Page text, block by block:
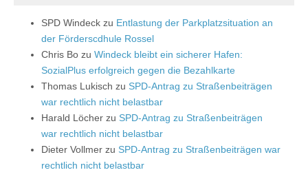
SPD Windeck zu Entlastung der Parkplatzsituation an
der Förderscdhule Rossel
Chris Bo zu Windeck bleibt ein sicherer Hafen:
SozialPlus erfolgreich gegen die Bezahlkarte
Thomas Lukisch zu SPD-Antrag zu Straßenbeiträgen
war rechtlich nicht belastbar
Harald Löcher zu SPD-Antrag zu Straßenbeiträgen
war rechtlich nicht belastbar
Dieter Vollmer zu SPD-Antrag zu Straßenbeiträgen war
rechtlich nicht belastbar